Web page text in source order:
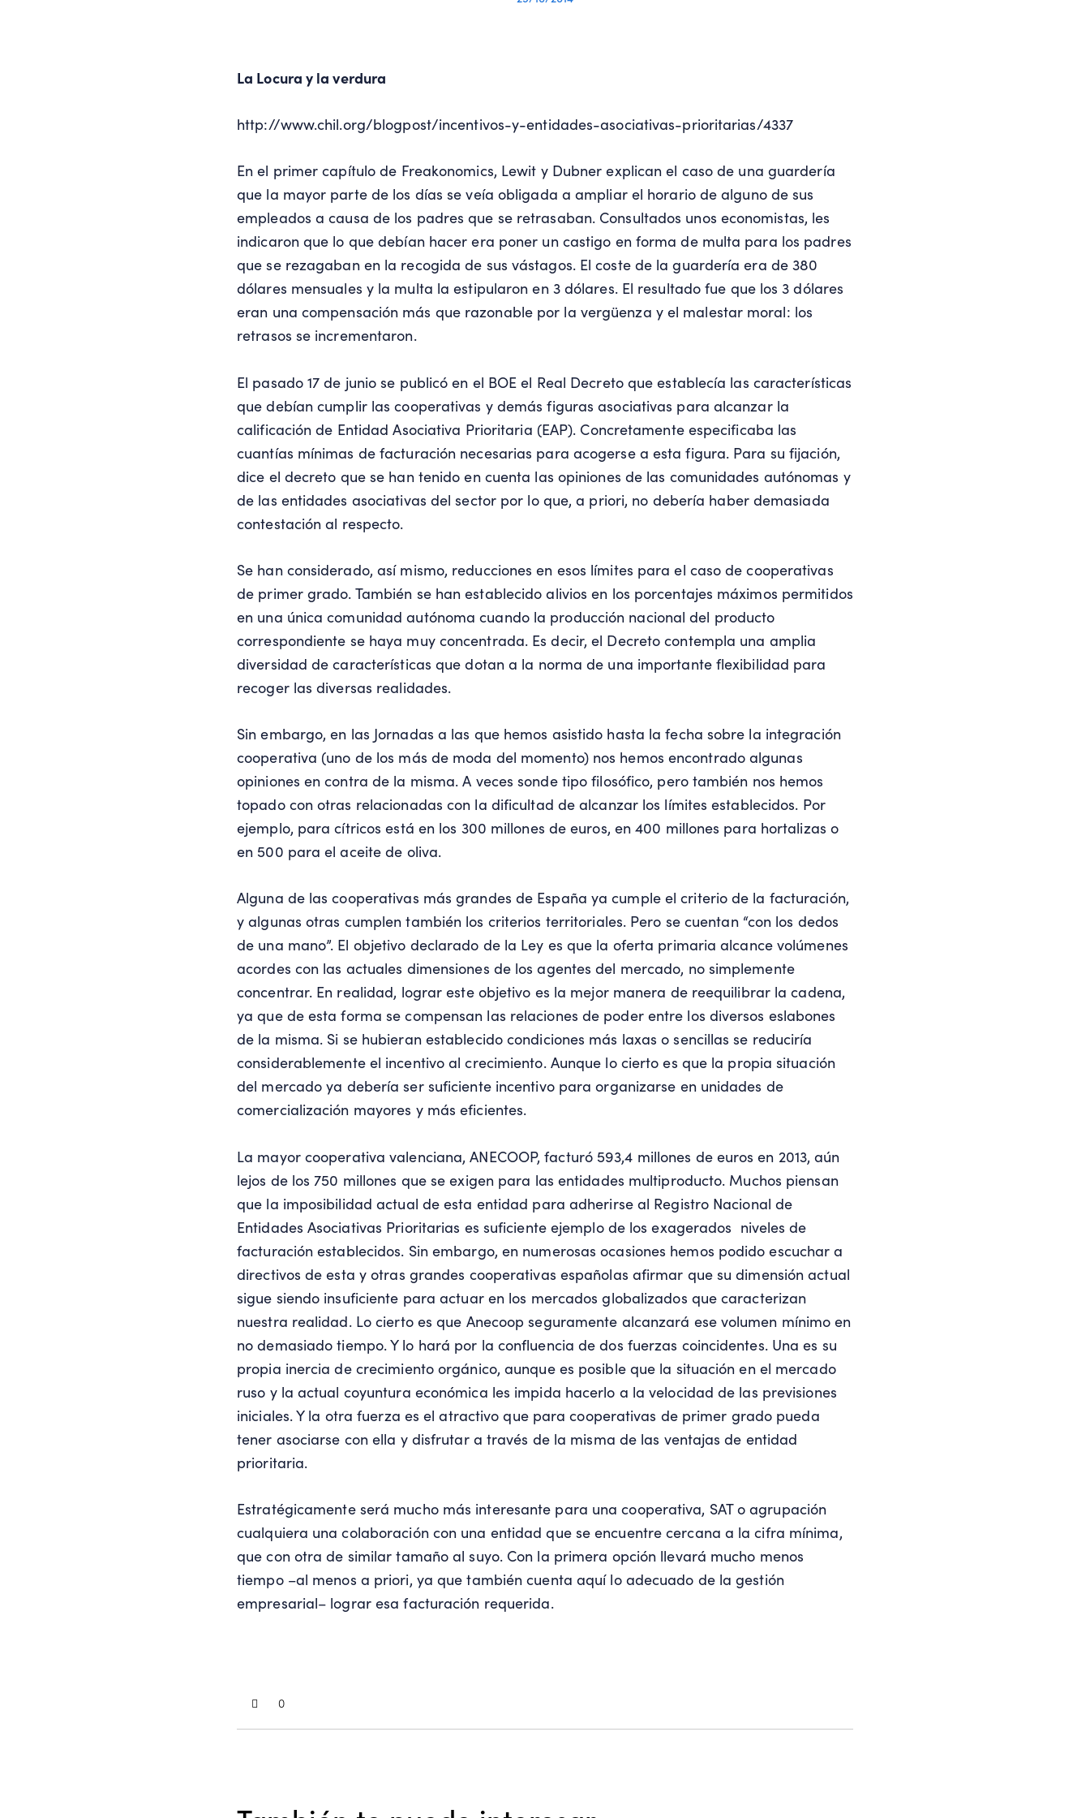
La Locura y la verdura
http://www.chil.org/blogpost/incentivos-y-entidades-asociativas-prioritarias/4337
En el primer capítulo de Freakonomics, Lewit y Dubner explican el caso de una guardería
que la mayor parte de los días se veía obligada a ampliar el horario de alguno de sus
empleados a causa de los padres que se retrasaban. Consultados unos economistas, les
indicaron que lo que debían hacer era poner un castigo en forma de multa para los padres
que se rezagaban en la recogida de sus vástagos. El coste de la guardería era de 380
dólares mensuales y la multa la estipularon en 3 dólares. El resultado fue que los 3 dólares
eran una compensación más que razonable por la vergüenza y el malestar moral: los
retrasos se incrementaron.
El pasado 17 de junio se publicó en el BOE el Real Decreto que establecía las características
que debían cumplir las cooperativas y demás figuras asociativas para alcanzar la
calificación de Entidad Asociativa Prioritaria (EAP). Concretamente especificaba las
cuantías mínimas de facturación necesarias para acogerse a esta figura. Para su fijación,
dice el decreto que se han tenido en cuenta las opiniones de las comunidades autónomas y
de las entidades asociativas del sector por lo que, a priori, no debería haber demasiada
contestación al respecto.
Se han considerado, así mismo, reducciones en esos límites para el caso de cooperativas
de primer grado. También se han establecido alivios en los porcentajes máximos permitidos
en una única comunidad autónoma cuando la producción nacional del producto
correspondiente se haya muy concentrada. Es decir, el Decreto contempla una amplia
diversidad de características que dotan a la norma de una importante flexibilidad para
recoger las diversas realidades.
Sin embargo, en las Jornadas a las que hemos asistido hasta la fecha sobre la integración
cooperativa (uno de los más de moda del momento) nos hemos encontrado algunas
opiniones en contra de la misma. A veces sonde tipo filosófico, pero también nos hemos
topado con otras relacionadas con la dificultad de alcanzar los límites establecidos. Por
ejemplo, para cítricos está en los 300 millones de euros, en 400 millones para hortalizas o
en 500 para el aceite de oliva.
Alguna de las cooperativas más grandes de España ya cumple el criterio de la facturación,
y algunas otras cumplen también los criterios territoriales. Pero se cuentan “con los dedos
de una mano”. El objetivo declarado de la Ley es que la oferta primaria alcance volúmenes
acordes con las actuales dimensiones de los agentes del mercado, no simplemente
concentrar. En realidad, lograr este objetivo es la mejor manera de reequilibrar la cadena,
ya que de esta forma se compensan las relaciones de poder entre los diversos eslabones
de la misma. Si se hubieran establecido condiciones más laxas o sencillas se reduciría
considerablemente el incentivo al crecimiento. Aunque lo cierto es que la propia situación
del mercado ya debería ser suficiente incentivo para organizarse en unidades de
comercialización mayores y más eficientes.
La mayor cooperativa valenciana, ANECOOP, facturó 593,4 millones de euros en 2013, aún
lejos de los 750 millones que se exigen para las entidades multiproducto. Muchos piensan
que la imposibilidad actual de esta entidad para adherirse al Registro Nacional de
Entidades Asociativas Prioritarias es suficiente ejemplo de los exagerados niveles de
facturación establecidos. Sin embargo, en numerosas ocasiones hemos podido escuchar a
directivos de esta y otras grandes cooperativas españolas afirmar que su dimensión actual
sigue siendo insuficiente para actuar en los mercados globalizados que caracterizan
nuestra realidad. Lo cierto es que Anecoop seguramente alcanzará ese volumen mínimo en
no demasiado tiempo. Y lo hará por la confluencia de dos fuerzas coincidentes. Una es su
propia inercia de crecimiento orgánico, aunque es posible que la situación en el mercado
ruso y la actual coyuntura económica les impida hacerlo a la velocidad de las previsiones
iniciales. Y la otra fuerza es el atractivo que para cooperativas de primer grado pueda
tener asociarse con ella y disfrutar a través de la misma de las ventajas de entidad
prioritaria.
Estratégicamente será mucho más interesante para una cooperativa, SAT o agrupación
cualquiera una colaboración con una entidad que se encuentre cercana a la cifra mínima,
que con otra de similar tamaño al suyo. Con la primera opción llevará mucho menos
tiempo –al menos a priori, ya que también cuenta aquí lo adecuado de la gestión
empresarial– lograr esa facturación requerida.
0